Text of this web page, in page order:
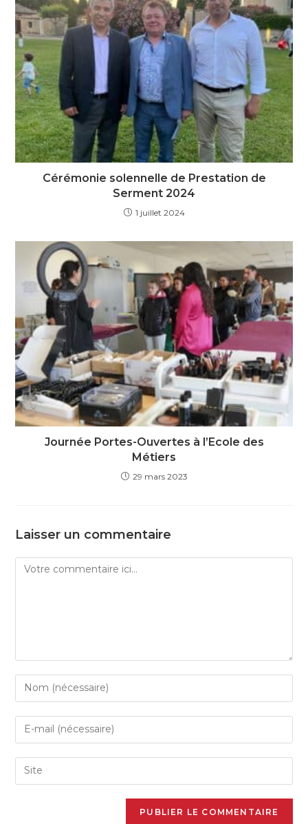
Cérémonie solennelle de Prestation de
Serment 2024
1 juillet 2024
Journée Portes-Ouvertes à l’Ecole des
Métiers
29 mars 2023
Laisser un commentaire